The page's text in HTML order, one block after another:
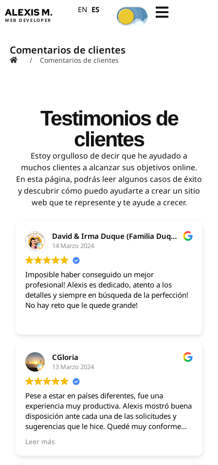
ALEXIS M.
WEB DEVELOPER
EN ES
Comentarios de clientes
/ Comentarios de clientes
Testimonios de
clientes
Estoy orgulloso de decir que he ayudado a
muchos clientes a alcanzar sus objetivos online.
En esta página, podrás leer algunos casos de éxito
y descubrir cómo puedo ayudarte a crear un sitio
web que te represente y te ayude a crecer.
David & Irma Duque (Familia Duque Arteaga)
14 Marzo 2024
Imposible haber conseguido un mejor
profesional! Alexis es dedicado, atento a los
detalles y siempre en búsqueda de la perfección!
No hay reto que le quede grande!
CGloria
13 Marzo 2024
Pese a estar en países diferentes, fue una
experiencia muy productiva. Alexis mostró buena
disposición ante cada una de las solicitudes y
sugerencias que le hice. Quedé muy conforme
Leer más